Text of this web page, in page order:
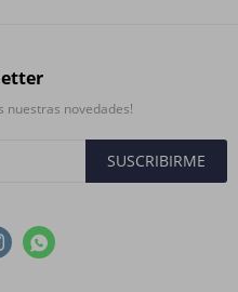

nuestras novedades!
SUSCRIBIRME